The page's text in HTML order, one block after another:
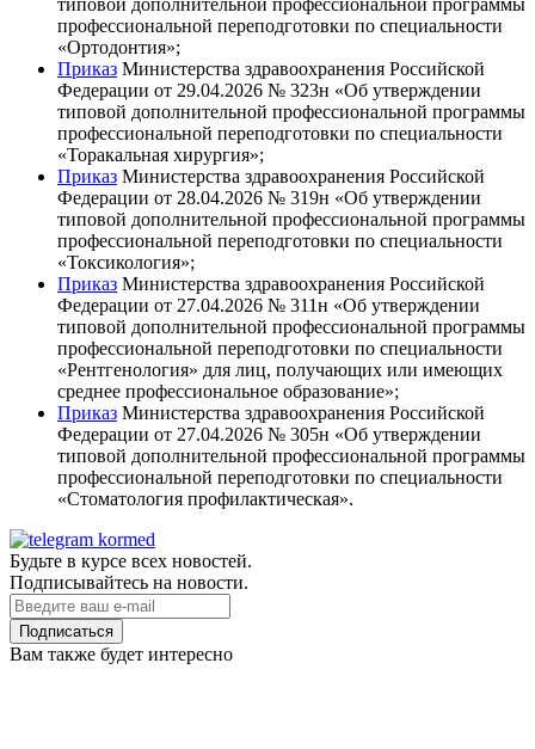
типовой дополнительной профессиональной программы
профессиональной переподготовки по специальности
«Ортодонтия»;
Приказ Министерства здравоохранения Российской
Федерации от 29.04.2026 № 323н «Об утверждении
типовой дополнительной профессиональной программы
профессиональной переподготовки по специальности
«Торакальная хирургия»;
Приказ Министерства здравоохранения Российской
Федерации от 28.04.2026 № 319н «Об утверждении
типовой дополнительной профессиональной программы
профессиональной переподготовки по специальности
«Токсикология»;
Приказ Министерства здравоохранения Российской
Федерации от 27.04.2026 № 311н «Об утверждении
типовой дополнительной профессиональной программы
профессиональной переподготовки по специальности
«Рентгенология» для лиц, получающих или имеющих
среднее профессиональное образование»;
Приказ Министерства здравоохранения Российской
Федерации от 27.04.2026 № 305н «Об утверждении
типовой дополнительной профессиональной программы
профессиональной переподготовки по специальности
«Стоматология профилактическая».
Будьте в курсе всех новостей.
Подписывайтесь на новости.
Подписаться
Вам также будет интересно